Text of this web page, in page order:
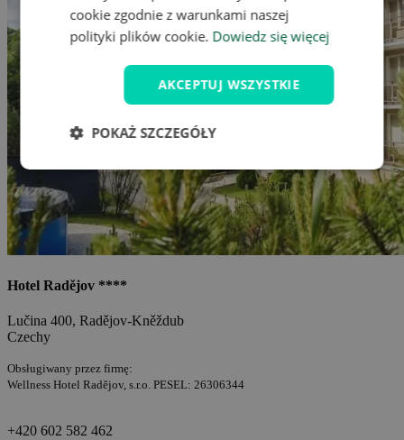
Hotel Radějov ****
Lučina 400, Radějov-Kněždub
Czechy
Obsługiwany przez firmę:
Wellness Hotel Radějov, s.r.o. PESEL: 26306344
+420 602 582 462
cookie zgodnie z warunkami naszej
polityki plików cookie. Dowiedz się więcej
AKCEPTUJ WSZYSTKIE
POKAŻ SZCZEGÓŁY